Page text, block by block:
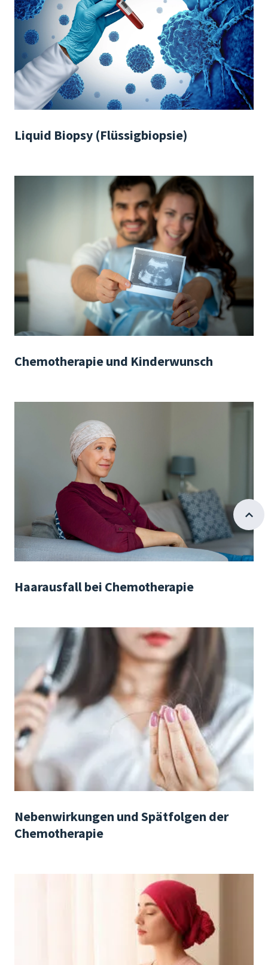
Liquid Biopsy (Flüssigbiopsie)
Chemotherapie und Kinderwunsch
Haarausfall bei Chemotherapie
Nebenwirkungen und Spätfolgen der
Chemotherapie